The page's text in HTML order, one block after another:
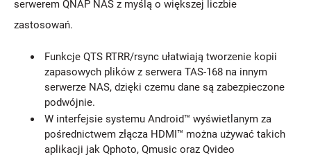
serwerem QNAP NAS z myślą o większej liczbie
zastosowań.
Funkcje QTS RTRR/rsync ułatwiają tworzenie kopii
zapasowych plików z serwera TAS-168 na innym
serwerze NAS, dzięki czemu dane są zabezpieczone
podwójnie.
W interfejsie systemu Android™ wyświetlanym za
pośrednictwem złącza HDMI™ można używać takich
aplikacji jak Qphoto, Qmusic oraz Qvideo